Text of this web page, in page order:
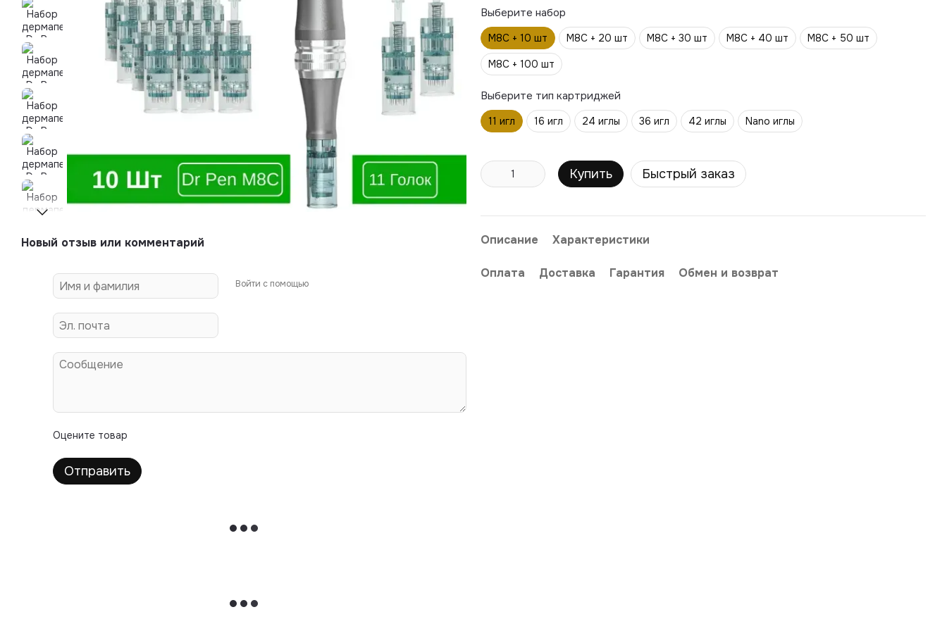
Новый отзыв или комментарий
Войти с помощью
Оцените товар
Отправить
Выберите набор
M8C + 10 шт M8C + 20 шт M8C + 30 шт M8C + 40 шт M8C + 50 шт
M8C + 100 шт
Выберите тип картриджей
11 игл 16 игл 24 иглы 36 игл 42 иглы Nano иглы
Купить Быстрый заказ
Описание Характеристики
Оплата Доставка Гарантия Обмен и возврат